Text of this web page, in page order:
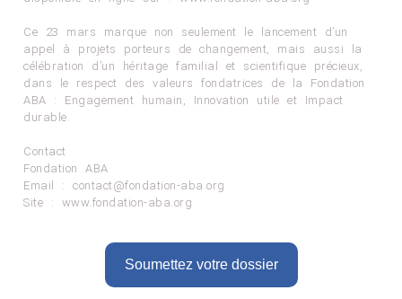
Ce 23 mars marque non seulement le lancement d’un
appel à projets porteurs de changement, mais aussi la
célébration d’un héritage familial et scientifique précieux,
dans le respect des valeurs fondatrices de la Fondation
ABA : Engagement humain, Innovation utile et Impact
durable.
Contact
Fondation ABA
Email : contact@fondation-aba.org
Site : www.fondation-aba.org
Soumettez votre dossier